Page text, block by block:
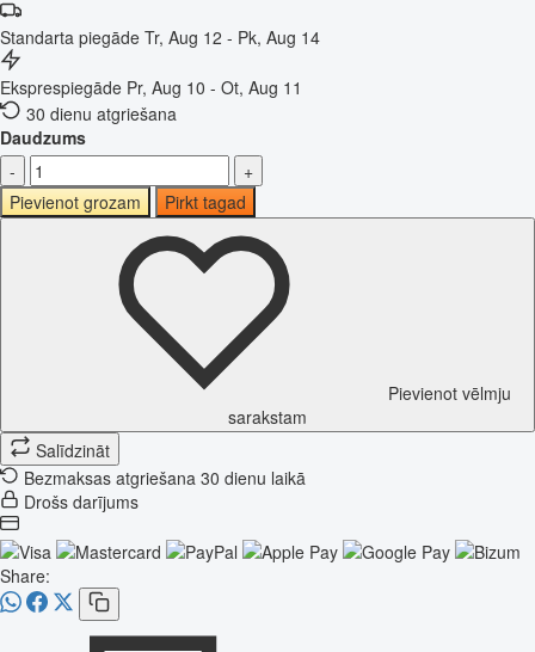
Standarta piegāde Tr, Aug 12 - Pk, Aug 14
Eksprespiegāde Pr, Aug 10 - Ot, Aug 11
30 dienu atgriešana
Daudzums
-
+
Pievienot grozam
Pirkt tagad
Pievienot vēlmju
sarakstam
Salīdzināt
Bezmaksas atgriešana 30 dienu laikā
Drošs darījums
Share: